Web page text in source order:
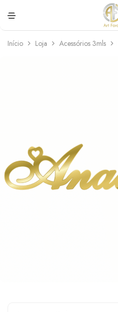
Force
personalizadas
Início Loja Acessórios 3mls